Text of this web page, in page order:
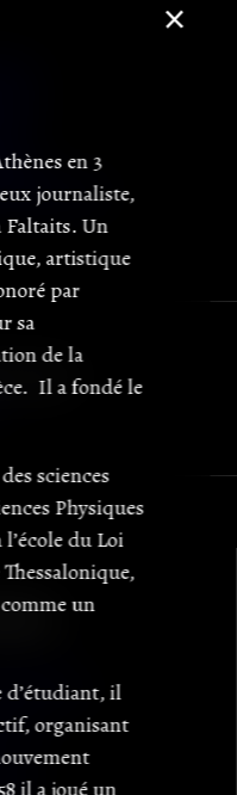
en 3
journaliste,
Faltaits. Un
artistique
par
sa
de la
Il a fondé le
sciences
Physiques
du Loi
un
d’étudiant, il
organisant
il a joué un
la page